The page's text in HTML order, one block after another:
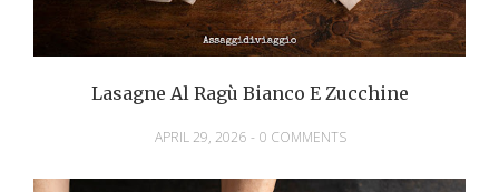
Lasagne Al Ragù Bianco E Zucchine
APRIL 29, 2026 - 0 COMMENTS